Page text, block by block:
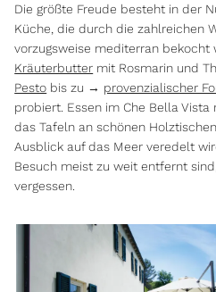
Die größte Freude besteht in der
Küche, die durch die zahlreichen
vorzugsweise mediterran bekocht
Kräuterbutter mit Rosmarin und
Pesto bis zu → provenzialischer
probiert. Essen im Che Bella
das Tafeln an schönen
Ausblick auf das Meer veredelt
Besuch meist zu weit entfernt
vergessen.